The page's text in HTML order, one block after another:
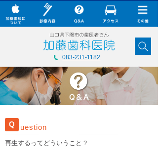
Q uestion
再生するってどういうこと？
× CLOSE
加藤歯科について
診療内容
Q&A
コラム
ダウンロード